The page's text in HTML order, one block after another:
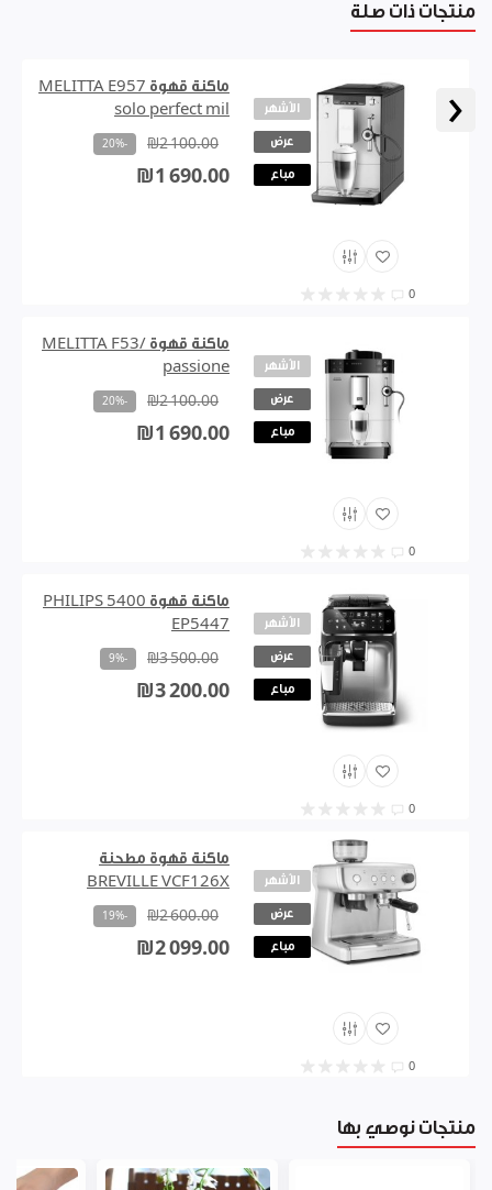
‹
منتجات ذات صلة
الأشهر
عرض
مباع
0
ماكنة قهوة MELITTA E957
solo perfect mil
₪2 100.00
-20%
₪1 690.00
الأشهر
عرض
مباع
0
ماكنة قهوة MELITTA F53/
passione
₪2 100.00
-20%
₪1 690.00
الأشهر
عرض
مباع
0
ماكنة قهوة PHILIPS 5400
EP5447
₪3 500.00
-9%
₪3 200.00
الأشهر
عرض
مباع
0
ماكنة قهوة مطحنة
BREVILLE VCF126X
₪2 600.00
-19%
₪2 099.00
منتجات نوصي بها